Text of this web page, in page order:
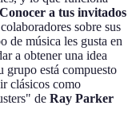
Conocer a tus invitados
sobre sus
de música les gusta en
a obtener una idea
grupo está compuesto
clásicos como
de Ray Parker